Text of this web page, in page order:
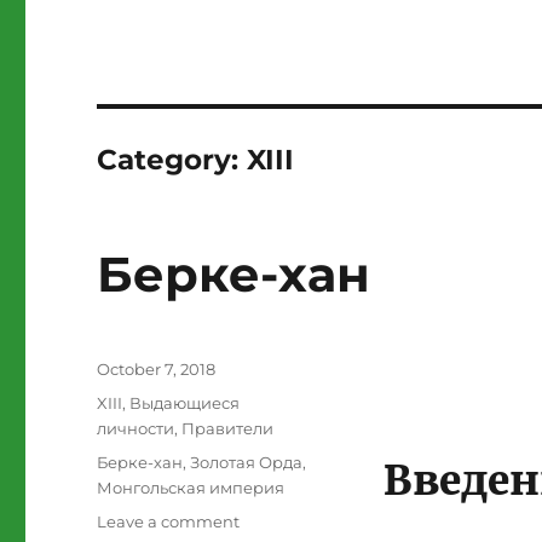
Category:XIII
Берке-хан
Posted
October 7, 2018
Categories
XIII, Выдающиеся
личности, Правители
Tags
Берке-хан,Золотая Орда,
Монгольская империя
Leave a commenton